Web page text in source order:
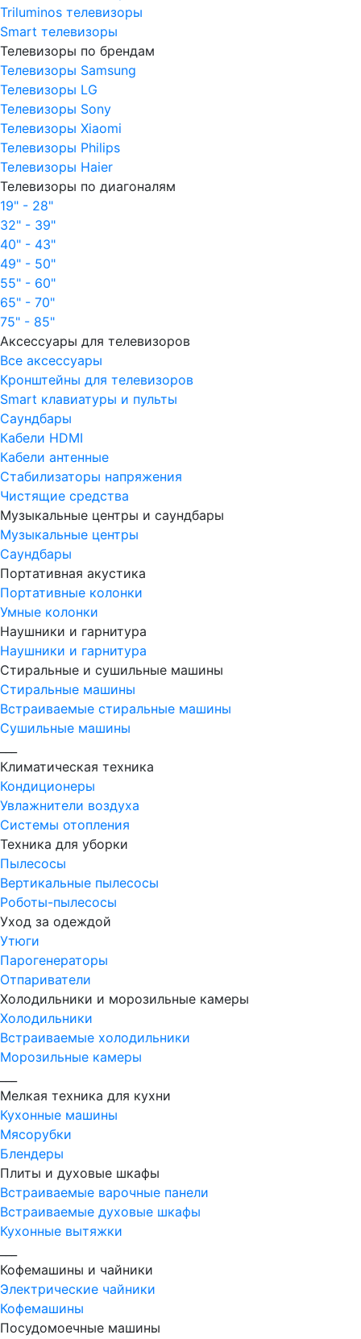
Triluminos телевизоры
Smart телевизоры
Телевизоры по брендам
Телевизоры Samsung
Телевизоры LG
Телевизоры Sony
Телевизоры Xiaomi
Телевизоры Philips
Телевизоры Haier
Телевизоры по диагоналям
19" - 28"
32" - 39"
40" - 43"
49" - 50"
55" - 60"
65" - 70"
75" - 85"
Аксессуары для телевизоров
Все аксессуары
Кронштейны для телевизоров
Smart клавиатуры и пульты
Саундбары
Кабели HDMI
Кабели антенные
Стабилизаторы напряжения
Чистящие средства
Музыкальные центры и саундбары
Музыкальные центры
Саундбары
Портативная акустика
Портативные колонки
Умные колонки
Наушники и гарнитура
Наушники и гарнитура
Стиральные и сушильные машины
Стиральные машины
Встраиваемые стиральные машины
Сушильные машины
Климатическая техника
Кондиционеры
Увлажнители воздуха
Системы отопления
Техника для уборки
Пылесосы
Вертикальные пылесосы
Роботы-пылесосы
Уход за одеждой
Утюги
Парогенераторы
Отпариватели
Холодильники и морозильные камеры
Холодильники
Встраиваемые холодильники
Морозильные камеры
Мелкая техника для кухни
Кухонные машины
Мясорубки
Блендеры
Плиты и духовые шкафы
Встраиваемые варочные панели
Встраиваемые духовые шкафы
Кухонные вытяжки
Кофемашины и чайники
Электрические чайники
Кофемашины
Посудомоечные машины